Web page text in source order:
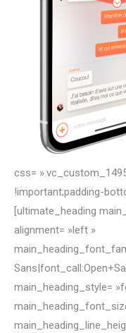
css=
!important;padding-
[ultimate_heading
alignment= »left »
main_heading_style=